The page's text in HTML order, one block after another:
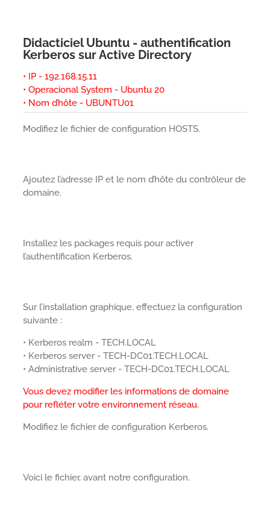
Didacticiel Ubuntu - authentification
Kerberos sur Active Directory
• IP - 192.168.15.11
• Operacional System - Ubuntu 20
• Nom d’hôte - UBUNTU01
Modifiez le fichier de configuration HOSTS.
Ajoutez l’adresse IP et le nom d’hôte du contrôleur de
domaine.
Installez les packages requis pour activer
l’authentification Kerberos.
Sur l’installation graphique, effectuez la configuration
suivante :
• Kerberos realm - TECH.LOCAL
• Kerberos server - TECH-DC01.TECH.LOCAL
• Administrative server - TECH-DC01.TECH.LOCAL
Vous devez modifier les informations de domaine
pour refléter votre environnement réseau.
Modifiez le fichier de configuration Kerberos.
Voici le fichier, avant notre configuration.